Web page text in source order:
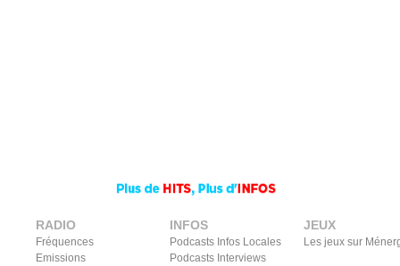
RADIO
Fréquences
Emissions
INFOS
Podcasts Infos Locales
Podcasts Interviews
JEUX
Les jeux sur